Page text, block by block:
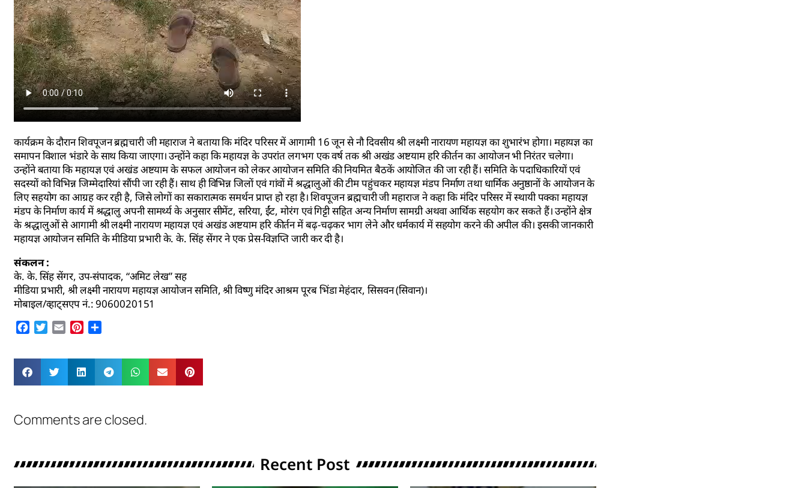
कार्यक्रम के दौरान शिवपूजन ब्रह्मचारी जी महाराज ने बताया कि मंदिर परिसर में आगामी 16 जून से नौ दिवसीय श्री लक्ष्मी नारायण महायज्ञ का शुभारंभ होगा। महायज्ञ का
समापन विशाल भंडारे के साथ किया जाएगा। उन्होंने कहा कि महायज्ञ के उपरांत लगभग एक वर्ष तक श्री अखंड अष्टयाम हरि कीर्तन का आयोजन भी निरंतर चलेगा।
उन्होंने बताया कि महायज्ञ एवं अखंड अष्टयाम के सफल आयोजन को लेकर आयोजन समिति की नियमित बैठकें आयोजित की जा रही हैं। समिति के पदाधिकारियों एवं
सदस्यों को विभिन्न जिम्मेदारियां सौंपी जा रही हैं। साथ ही विभिन्न जिलों एवं गांवों में श्रद्धालुओं की टीम पहुंचकर महायज्ञ मंडप निर्माण तथा धार्मिक अनुष्ठानों के आयोजन के
लिए सहयोग का आग्रह कर रही है, जिसे लोगों का सकारात्मक समर्थन प्राप्त हो रहा है। शिवपूजन ब्रह्मचारी जी महाराज ने कहा कि मंदिर परिसर में स्थायी पक्का महायज्ञ
मंडप के निर्माण कार्य में श्रद्धालु अपनी सामर्थ्य के अनुसार सीमेंट, सरिया, ईंट, मोरंग एवं गिट्टी सहित अन्य निर्माण सामग्री अथवा आर्थिक सहयोग कर सकते हैं। उन्होंने क्षेत्र
के श्रद्धालुओं से आगामी श्री लक्ष्मी नारायण महायज्ञ एवं अखंड अष्टयाम हरि कीर्तन में बढ़-चढ़कर भाग लेने और धर्मकार्य में सहयोग करने की अपील की। इसकी जानकारी
महायज्ञ आयोजन समिति के मीडिया प्रभारी के. के. सिंह सेंगर ने एक प्रेस-विज्ञप्ति जारी कर दी है।
संकलन :
के. के. सिंह सेंगर, उप-संपादक, “अमिट लेख” सह
मीडिया प्रभारी, श्री लक्ष्मी नारायण महायज्ञ आयोजन समिति, श्री विष्णु मंदिर आश्रम पूरब भिंडा मेहंदार, सिसवन (सिवान)।
मोबाइल/व्हाट्सएप नं.: 9060020151
Facebook
Twitter
Email Pinterest
Comments are closed.
Recent Post